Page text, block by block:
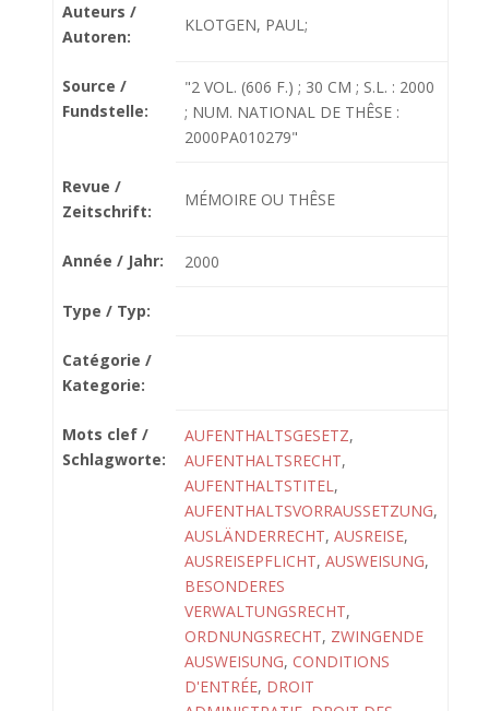
Auteurs /
Autoren:
KLOTGEN, PAUL;
Source /
Fundstelle:
"2 VOL. (606 F.) ; 30 CM ; S.L. : 2000
; NUM. NATIONAL DE THÊSE :
2000PA010279"
Revue /
Zeitschrift:
MÉMOIRE OU THÊSE
Année / Jahr: 2000
Type / Typ:
Catégorie /
Kategorie:
Mots clef /
Schlagworte:
AUFENTHALTSGESETZ,
AUFENTHALTSRECHT,
AUFENTHALTSTITEL,
AUFENTHALTSVORRAUSSETZUNG,
AUSLÄNDERRECHT, AUSREISE,
AUSREISEPFLICHT, AUSWEISUNG,
BESONDERES
VERWALTUNGSRECHT,
ORDNUNGSRECHT, ZWINGENDE
AUSWEISUNG, CONDITIONS
D'ENTRÉE, DROIT